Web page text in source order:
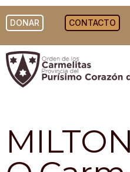
DONAR CONTACTO